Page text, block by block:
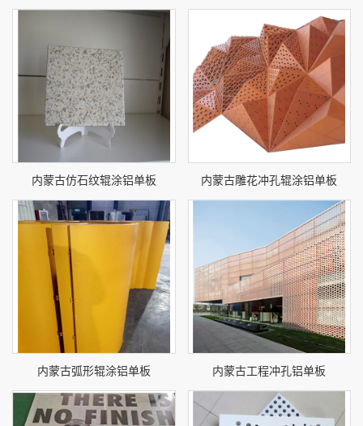
内蒙古仿石纹辊涂铝单板 内蒙古雕花冲孔辊涂铝单板
内蒙古弧形辊涂铝单板 内蒙古工程冲孔铝单板